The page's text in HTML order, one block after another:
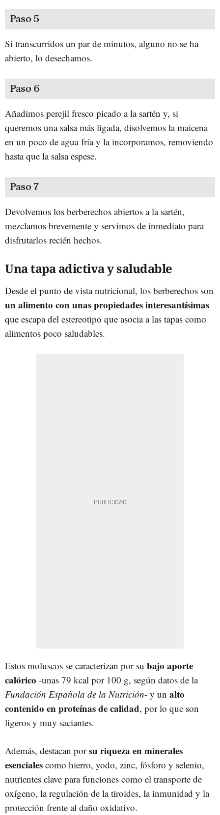
Paso 5
Si transcurridos un par de minutos, alguno no se ha
abierto, lo desechamos.
Paso 6
Añadimos perejil fresco picado a la sartén y, si
queremos una salsa más ligada, disolvemos la maicena
en un poco de agua fría y la incorporamos, removiendo
hasta que la salsa espese.
Paso 7
Devolvemos los berberechos abiertos a la sartén,
mezclamos brevemente y servimos de inmediato para
disfrutarlos recién hechos.
Una tapa adictiva y saludable
Desde el punto de vista nutricional, los berberechos son
un alimento con unas propiedades interesantísimas
que escapa del estereotipo que asocia a las tapas como
alimentos poco saludables.
Estos moluscos se caracterizan por su bajo aporte
calórico -unas 79 kcal por 100 g, según datos de la
Fundación Española de la Nutrición- y un alto
contenido en proteínas de calidad, por lo que son
ligeros y muy saciantes.
Además, destacan porsu riqueza en minerales
esenciales como hierro, yodo, zinc, fósforo y selenio,
nutrientes clave para funciones como el transporte de
oxígeno, la regulación de la tiroides, la inmunidad y la
protección frente al daño oxidativo.